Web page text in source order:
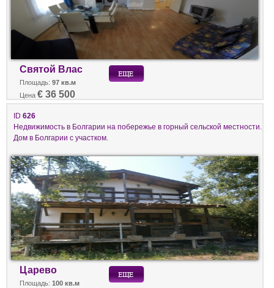
Святой Влас
Площадь: 97 кв.м
Цена € 36 500
ID 626
Недвижимость в Болгарии на побережье в горный сельской местности.
Дом в Болгарии с участком.
Царево
Площадь: 100 кв.м